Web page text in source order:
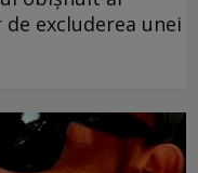
excluderea unei